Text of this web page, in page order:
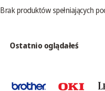
Brak produktów spełniających
Ostatnio oglądałeś